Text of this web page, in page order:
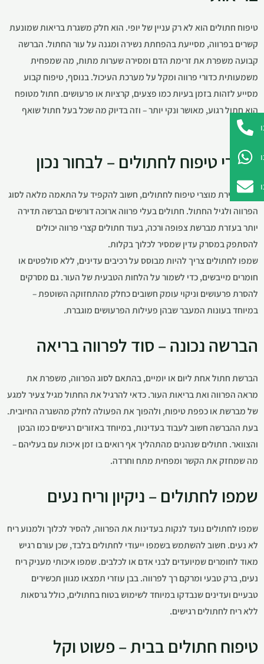
טיפוח חתולים הוא לא רק עניין של יופי. הוא חלק משגרת בריאות שמונעת
קשרים בפרווה, מסייעת בהפחתת נשירה ומגנה על עור החתול. הברשה
קבועה משפרת את זרימת הדם ומסירה שערות מתות, מה שמפחית
משמעותית כדורי פרווה ומקל על מערכת העיכול. בנוסף, טיפוח קבוע
מסייע לזהות בזמן בעיות כמו פצעים, קרציות או פרעושים. חתול מטופח
הוא חתול רגוע, מאושר ונקי יותר – וזה בדיוק מה שכל בעל חתול שואף
אליו.
מוצרי טיפוח לחתולים – לבחור נכון
בעת בחירת מוצרי טיפוח לחתולים, חשוב להקפיד על התאמה מלאה לסוג
הפרווה ולגיל החתול. חתולים בעלי פרווה ארוכה דורשים הברשה תדירה
יותר בעזרת מברשת צפופה ורכה, בעוד חתולים קצרי פרווה יכולים
להסתפק במסרק עדין שמסיר לכלוך בקלות.
שמפו לחתולים צריך להיות מבוסס על רכיבים עדינים, ללא סולפטים או
חומרים מייבשים, כדי לשמור על הלחות הטבעית של העור. גם מסרקים
להסרת פרעושים וניקוי עומק חשובים כחלק מהתחזוקה השוטפת –
במיוחד בעונות המעבר שבהן פעילות הפרעושים מוגברת.
הברשה נכונה – סוד לפרווה בריאה
הברשת חתול אחת ליום או יומיים, בהתאם לסוג הפרווה, משפרת את
מראה הפרווה ואת בריאות העור. כדאי להרגיל את החתול מגיל צעיר למגע
של מברשת או כפפת טיפוח, ולהפוך את הפעולה לחלק מהשגרה החיובית.
בעת ההברשה חשוב לעבוד בעדינות, במיוחד באזורים רגישים כמו הבטן
והצוואר. חתולים שנהנים מהתהליך אף רואים בו זמן איכות עם בעליהם –
מה שמחזק את הקשר ומפחית מתח וחרדה.
שמפו לחתולים – ניקיון וריח נעים
שמפו לחתולים נועד לנקות בעדינות את הפרווה, להסיר לכלוך ולמנוע ריח
לא נעים. חשוב להשתמש בשמפו ייעודי לחתולים בלבד, שכן עורם רגיש
מאוד לחומרים שמיועדים לבני אדם או לכלבים. שמפו איכותי מעניק ריח
נעים, ברק טבעי ומרקם רך לפרווה. בבן עוזרי תמצאו מגוון תכשירים
טבעיים ועדינים שנבדקו במיוחד לשימוש בטוח בחתולים, כולל גרסאות
ללא ריח לחתולים רגישים.
טיפוח חתולים בבית – פשוט וקל